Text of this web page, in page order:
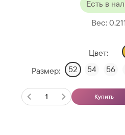
Есть в
Вес:
Цвет:
Размер:
52 54 56
Купить